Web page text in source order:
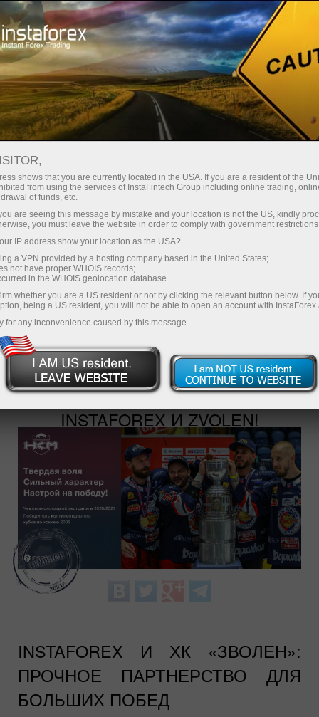
О компании ИнстаСпорт ХК «Зволен»
«ЗВОЛЕН»
БУДЬ С НАМИ В ОДНОЙ
КОМАНДЕ — ПОБЕЖДАЙ С
INSTAFOREX И ZVOLEN!
INSTAFOREX И ХК «ЗВОЛЕН»:
ПРОЧНОЕ ПАРТНЕРСТВО ДЛЯ
БОЛЬШИХ ПОБЕД
shows that you are currently located in the USA. If you are a resident of the
from using the services of InstaFintech Group including online trading,
of funds, etc.
are seeing this message by mistake and your location is not the US, kindly
you must leave the website in order to comply with government
IP address show your location as the USA?
a VPN provided by a hosting company based in the United States;
not have proper WHOIS records;
in the WHOIS geolocation database.
whether you are a US resident or not by clicking the relevant button below. If
being a US resident, you will not be able to open an account with InstaForex
for any inconvenience caused by this message.